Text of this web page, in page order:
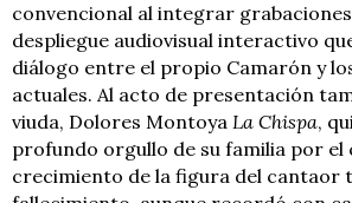
convencional al integrar
despliegue audiovisual interactivo
diálogo entre el propio Camarón y
actuales. Al acto de presentación
viuda, Dolores Montoya La Chispa,
profundo orgullo de su familia por el
crecimiento de la figura del cantaor